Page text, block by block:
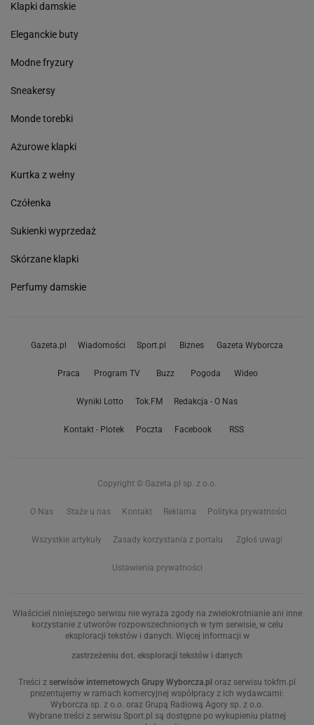
Klapki damskie
Eleganckie buty
Modne fryzury
Sneakersy
Monde torebki
Ażurowe klapki
Kurtka z wełny
Czółenka
Sukienki wyprzedaż
Skórzane klapki
Perfumy damskie
Gazeta.pl Wiadomości Sport.pl Biznes Gazeta Wyborcza
Praca Program TV Buzz Pogoda Wideo
Wyniki Lotto Tok.FM Redakcja - O Nas
Kontakt - Plotek Poczta Facebook RSS
Copyright © Gazeta.pl sp. z o.o.
O Nas Staże u nas Kontakt Reklama Polityka prywatności
Wszystkie artykuły Zasady korzystania z portalu Zgłoś uwagi
Ustawienia prywatności
Właściciel niniejszego serwisu nie wyraża zgody na zwielokrotnianie ani inne
korzystanie z utworów rozpowszechnionych w tym serwisie, w celu
eksploracji tekstów i danych. Więcej informacji w
zastrzeżeniu dot. eksploracji tekstów i danych
Treści z serwisów internetowych Grupy Wyborcza.pl oraz serwisu tokfm.pl
prezentujemy w ramach komercyjnej współpracy z ich wydawcami:
Wyborcza sp. z o.o. oraz Grupą Radiową Agory sp. z o.o.
Wybrane treści z serwisu Sport.pl są dostępne po wykupieniu płatnej